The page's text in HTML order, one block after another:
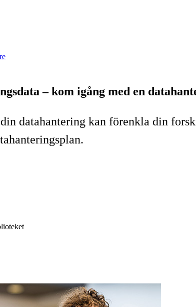
– kom igång med en
datahantering kan förenkla din